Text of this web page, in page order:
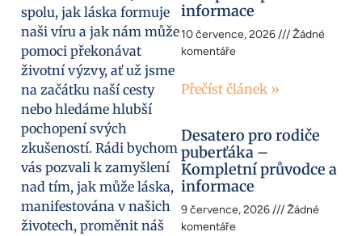
spolu, jak láska formuje
naši víru a jak nám může
pomoci překonávat
životní výzvy, ať už jsme
na začátku naší cesty
nebo hledáme hlubší
pochopení svých
zkušeností. Rádi bychom
vás pozvali k zamyšlení
nad tím, jak může láska,
manifestována v našich
životech, proměnit náš
informace
10 července, 2026
Žádné
komentáře
Přečíst článek »
Desatero pro rodiče
puberťáka –
Kompletní průvodce a
informace
9 července, 2026
Žádné
komentáře